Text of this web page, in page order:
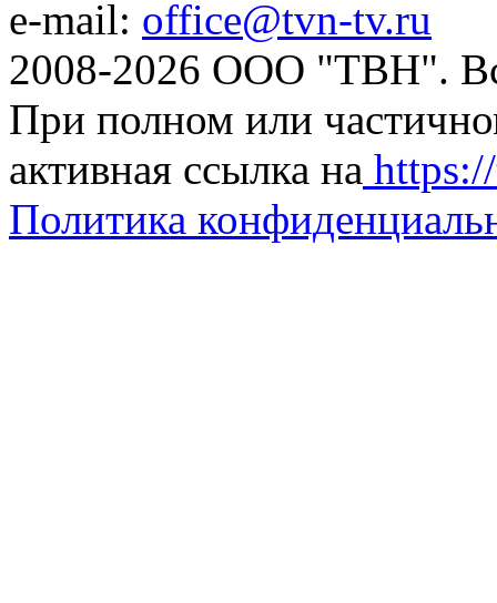
e-mail: office@tvn-tv.ru
2008-2026 ООО "ТВН".
При полном или
активная ссылка на
Политика